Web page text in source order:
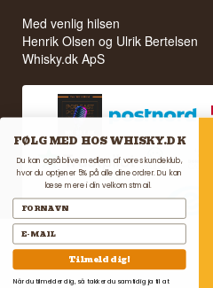
Med venlig hilsen
Henrik Olsen og Ulrik Bertelsen
Whisky.dk ApS
FØLG MED HOS WHISKY.DK
Du kan også blive medlem af vores kundeklub,
hvor du optjener 5% på alle dine ordrer. Du kan
læse mere i din velkomstmail.
Tilmeld dig!
Når du tilmelder dig, så takker du samtidig ja til at